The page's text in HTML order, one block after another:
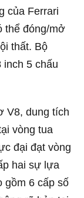
của Ferrari
thể đóng/mở
thất. Bộ
5 chấu
V8, dung tích
vòng tua
đại đạt vòng
hai sự lựa
gồm 6 cấp số